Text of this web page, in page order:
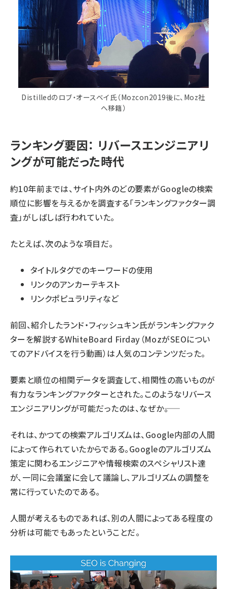
Distilledのロブ・オースベイ氏（Mozcon2019後に、Moz社
へ移籍）
ランキング要因： リバースエンジニアリ
ングが可能だった時代
約10年前までは、サイト内外のどの要素がGoogleの検索
順位に影響を与えるかを調査する「ランキングファクター調
査」がしばしば行われていた。
たとえば、次のような項目だ。
タイトルタグでのキーワードの使用
リンクのアンカーテキスト
リンクポピュラリティなど
前回、紹介したランド・フィッシュキン氏がランキングファク
ターを解説するWhiteBoard Firday（MozがSEOについ
てのアドバイスを行う動画）は人気のコンテンツだった。
要素と順位の相関データを調査して、相関性の高いものが
有力なランキングファクターとされた。このようなリバース
エンジニアリングが可能だったのは、なぜか――。
それは、かつての検索アルゴリズムは、Google内部の人間
によって作られていたからである。Googleのアルゴリズム
策定に関わるエンジニアや情報検索のスペシャリスト達
が、一同に会議室に会して議論し、アルゴリズムの調整を
常に行っていたのである。
人間が考えるものであれば、別の人間によってある程度の
分析は可能でもあったということだ。